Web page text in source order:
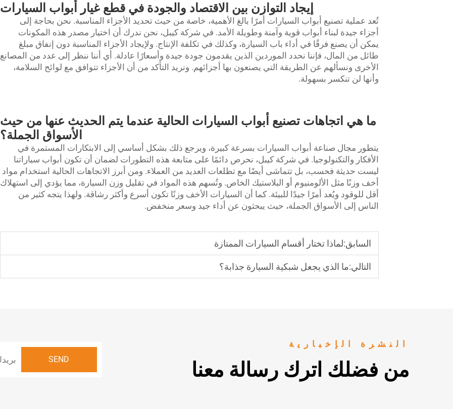
إيجاد التوازن بين الاقتصاد والجودة في قطع غيار أبواب السيارات
تُعد عملية تصنيع أبواب السيارات أمرًا بالغ الأهمية، خاصة من حيث تحديد الأجزاء المناسبة. نحن بحاجة إلى
أجزاء جيدة لبناء أبواب قوية وآمنة وطويلة الأمد. في شركة كيبل، نحن ندرك أن اختيار مصدر هذه المكونات
يمكن أن يصنع فرقًا في أداء باب السيارة، وكذلك في تكلفة الإنتاج. ولإيجاد الأجزاء المناسبة دون إنفاق مبلغ
طائل من المال، فإننا نحدد الموردين الذين يقدمون جودة جيدة وأسعارًا عادلة. أي أننا ننظر إلى عدد من المصانع
الأخرى ونسألهم عن الطريقة التي يصنعون بها أجزائهم. ونريد التأكد من أن الأجزاء تتوافق مع لوائح السلامة،
وأنها لن تنكسر بسهولة.
ما هي اتجاهات تصنيع أبواب السيارات الحالية عندما يتم الحديث عنها من حيث
الأسواق الجملة؟
يتطور مجال صناعة أبواب السيارات بسرعة كبيرة، ويرجع ذلك بشكل أساسي إلى الابتكارات المستمرة في
الأفكار والتكنولوجيا. في شركة كيبل، نحرص دائمًا على متابعة هذه التطورات لضمان أن تكون أبواب سياراتنا
ليست حديثة فحسب، بل تتماشى أيضًا مع تطلعات العديد من العملاء. ومن أبرز الاتجاهات الحالية استخدام مواد
أخف وزنًا مثل الألومنيوم أو البلاستيك الخاص. وتُسهم هذه المواد في تقليل وزن السيارة، مما يؤدي إلى استهلاك
أقل للوقود ويُعد أمرًا جيدًا للبيئة. كما أن السيارات الأخف وزنًا تكون أسرع وأكثر رشاقة. ولهذا يتجه كثير من
الناس إلى الأسواق الجملة، حيث يبحثون عن أداء جيد وسعر منخفض.
السابق:لماذا تختار أقسام السيارات الممتازة
التالي:ما الذي يجعل شبكية السيارة جذابة؟
النشرة الإخبارية
من فضلك اترك رسالة معنا